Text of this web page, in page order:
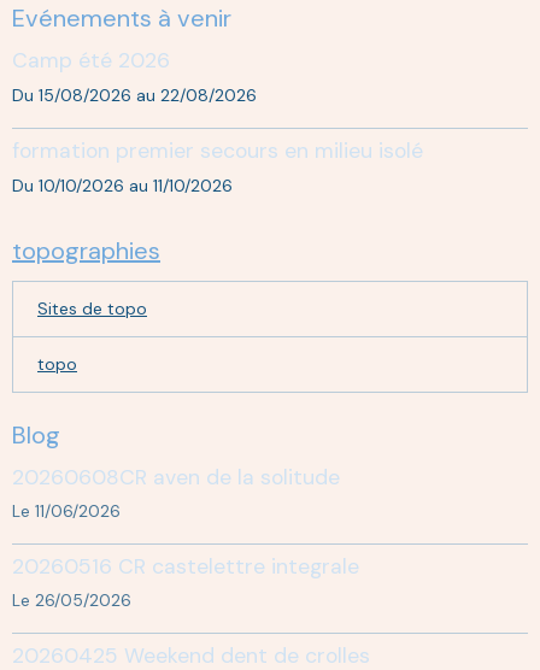
Evénements à venir
Camp été 2026
Du 15/08/2026 au 22/08/2026
formation premier secours en milieu isolé
Du 10/10/2026 au 11/10/2026
topographies
Sites de topo
topo
Blog
20260608CR aven de la solitude
Le 11/06/2026
20260516 CR castelettre integrale
Le 26/05/2026
20260425 Weekend dent de crolles